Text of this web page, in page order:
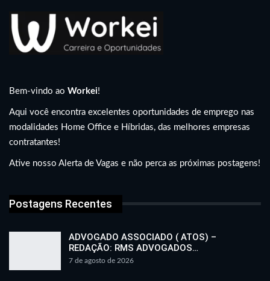
Bem-vindo ao Workei!
Aqui você encontra excelentes oportunidades de emprego nas
modalidades Home Office e Híbridas, das melhores empresas
contratantes!
Ative nosso Alerta de Vagas e não perca as próximas postagens!
Postagens Recentes
ADVOGADO ASSOCIADO ( ATOS) –
REDAÇÃO: RMS ADVOGADOS…
7 de agosto de 2026